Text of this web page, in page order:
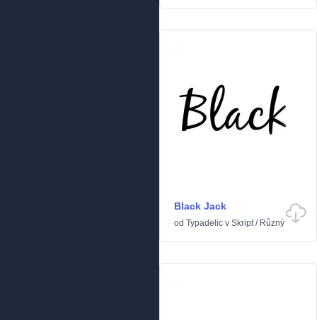
Black Jack
od Typadelic v Skript/ Různý